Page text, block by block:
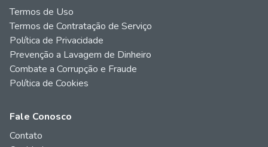
Termos de Uso
Termos de Contratação de Serviço
Política de Privacidade
Prevenção a Lavagem de Dinheiro
Combate a Corrupção e Fraude
Política de Cookies
Fale Conosco
Contato